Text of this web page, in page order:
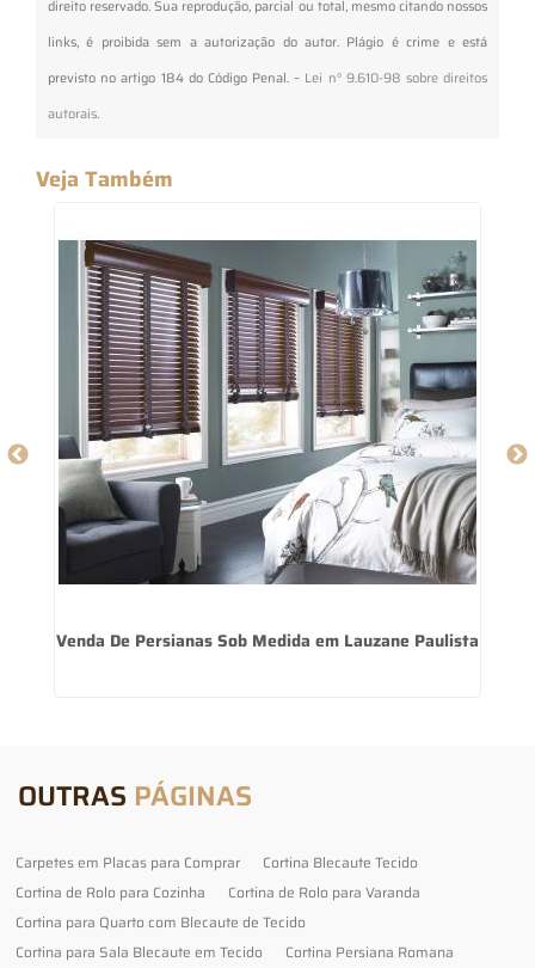
direito reservado. Sua reprodução, parcial ou total, mesmo citando nossos
links, é proibida sem a autorização do autor. Plágio é crime e está
previsto no artigo 184 do Código Penal. – Lei n° 9.610-98 sobre direitos
autorais.
Veja Também
Venda De Persianas Sob Medida em Lauzane Paulista
OUTRAS PÁGINAS
Carpetes em Placas para Comprar
Cortina Blecaute Tecido
Cortina de Rolo para Cozinha
Cortina de Rolo para Varanda
Cortina para Quarto com Blecaute de Tecido
Cortina para Sala Blecaute em Tecido
Cortina Persiana Romana